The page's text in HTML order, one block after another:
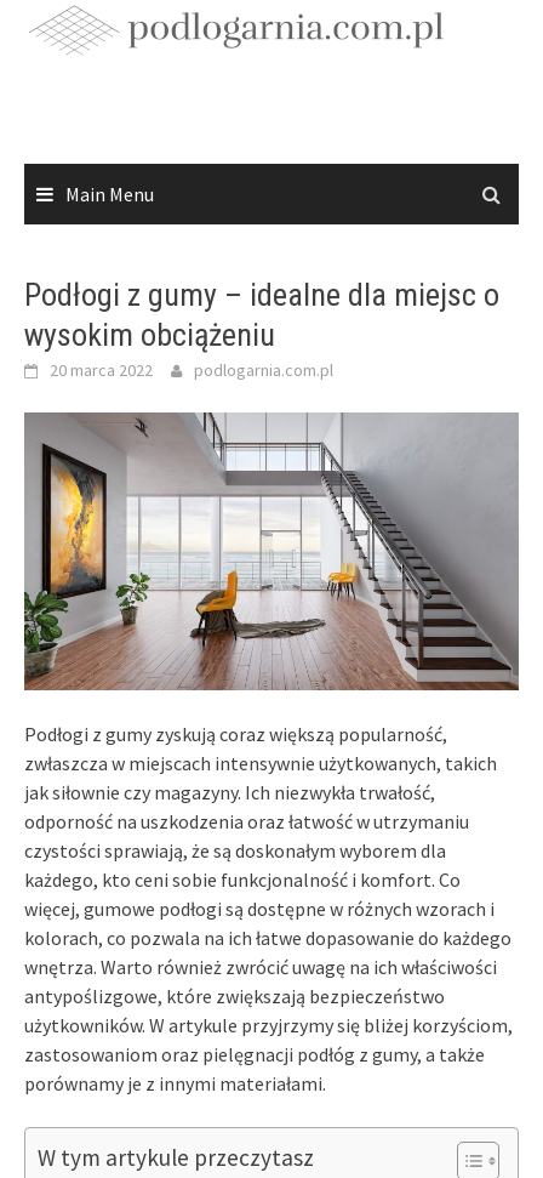
Main Menu
Podłogi z gumy – idealne dla miejsc o
wysokim obciążeniu
20 marca 2022 podlogarnia.com.pl
Podłogi z gumy zyskują coraz większą popularność,
zwłaszcza w miejscach intensywnie użytkowanych, takich
jak siłownie czy magazyny. Ich niezwykła trwałość,
odporność na uszkodzenia oraz łatwość w utrzymaniu
czystości sprawiają, że są doskonałym wyborem dla
każdego, kto ceni sobie funkcjonalność i komfort. Co
więcej, gumowe podłogi są dostępne w różnych wzorach i
kolorach, co pozwala na ich łatwe dopasowanie do każdego
wnętrza. Warto również zwrócić uwagę na ich właściwości
antypoślizgowe, które zwiększają bezpieczeństwo
użytkowników. W artykule przyjrzymy się bliżej korzyściom,
zastosowaniom oraz pielęgnacji podłóg z gumy, a także
porównamy je z innymi materiałami.
W tym artykule przeczytasz